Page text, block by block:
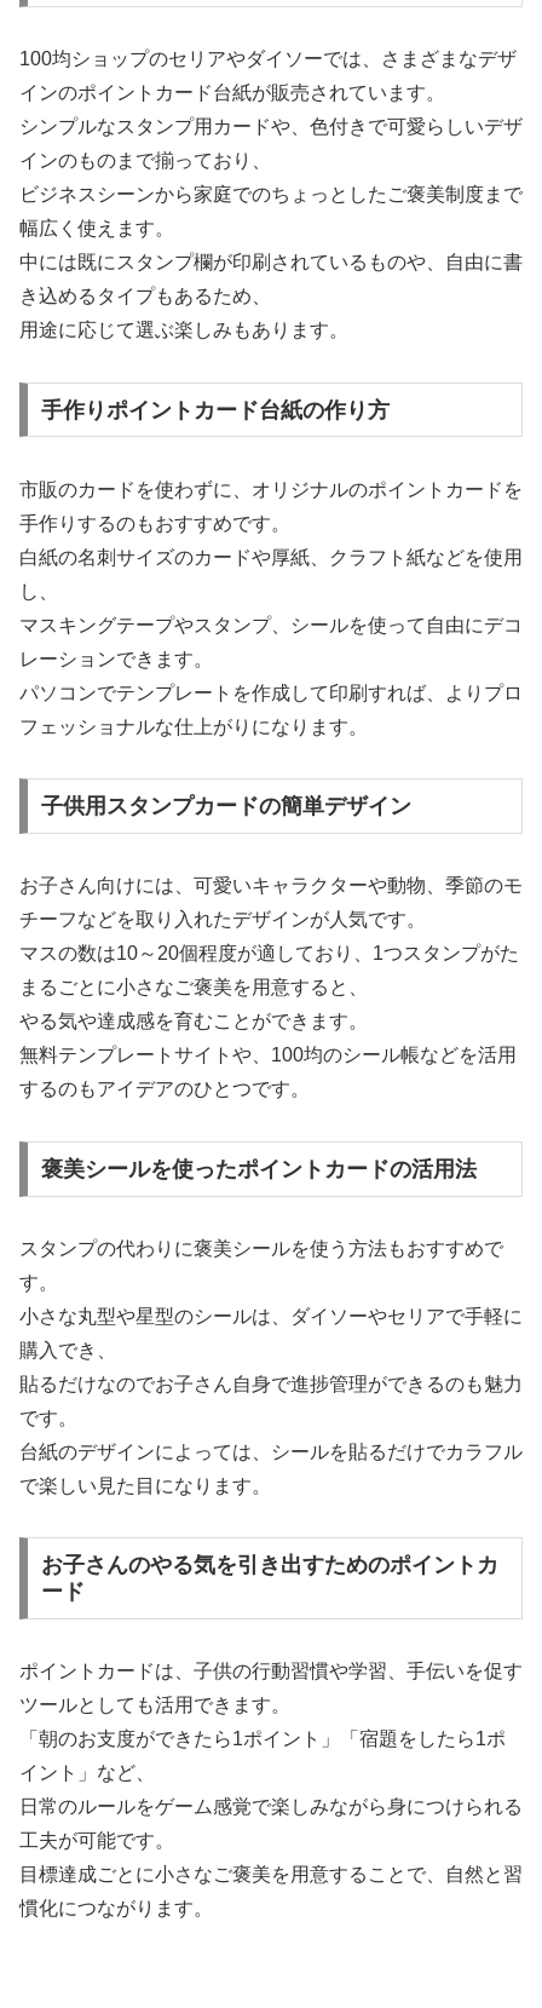
100均ショップのセリアやダイソーでは、さまざまなデザ
インのポイントカード台紙が販売されています。
シンプルなスタンプ用カードや、色付きで可愛らしいデザ
インのものまで揃っており、
ビジネスシーンから家庭でのちょっとしたご褒美制度まで
幅広く使えます。
中には既にスタンプ欄が印刷されているものや、自由に書
き込めるタイプもあるため、
用途に応じて選ぶ楽しみもあります。
手作りポイントカード台紙の作り方
市販のカードを使わずに、オリジナルのポイントカードを
手作りするのもおすすめです。
白紙の名刺サイズのカードや厚紙、クラフト紙などを使用
し、
マスキングテープやスタンプ、シールを使って自由にデコ
レーションできます。
パソコンでテンプレートを作成して印刷すれば、よりプロ
フェッショナルな仕上がりになります。
子供用スタンプカードの簡単デザイン
お子さん向けには、可愛いキャラクターや動物、季節のモ
チーフなどを取り入れたデザインが人気です。
マスの数は10～20個程度が適しており、1つスタンプがた
まるごとに小さなご褒美を用意すると、
やる気や達成感を育むことができます。
無料テンプレートサイトや、100均のシール帳などを活用
するのもアイデアのひとつです。
褒美シールを使ったポイントカードの活用法
スタンプの代わりに褒美シールを使う方法もおすすめで
す。
小さな丸型や星型のシールは、ダイソーやセリアで手軽に
購入でき、
貼るだけなのでお子さん自身で進捗管理ができるのも魅力
です。
台紙のデザインによっては、シールを貼るだけでカラフル
で楽しい見た目になります。
お子さんのやる気を引き出すためのポイントカ
ード
ポイントカードは、子供の行動習慣や学習、手伝いを促す
ツールとしても活用できます。
「朝のお支度ができたら1ポイント」「宿題をしたら1ポ
イント」など、
日常のルールをゲーム感覚で楽しみながら身につけられる
工夫が可能です。
目標達成ごとに小さなご褒美を用意することで、自然と習
慣化につながります。